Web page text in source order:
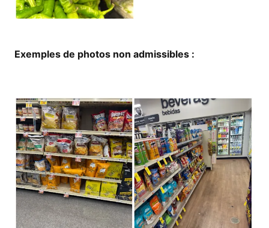
Exemples de photos non admissibles :